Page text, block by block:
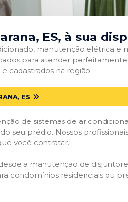
ES, à sua
manutenção elétrica e
para atender perfeitamente
cadastrados na região.
ES
de sistemas de ar
seu prédio. Nossos
você contratar.
a manutenção de
condomínios residenciais ou